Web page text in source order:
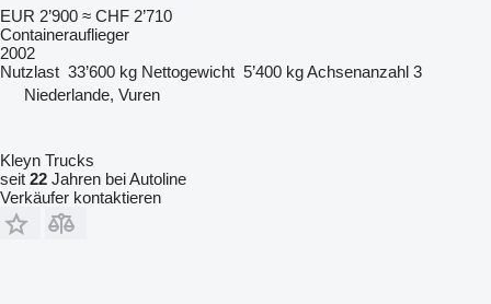
EUR 2’900 ≈ CHF 2’710
Containerauflieger
2002
Nutzlast 33’600 kg Nettogewicht 5’400 kgAchsenanzahl 3
Niederlande, Vuren
Kleyn Trucks
seit 22 Jahren bei Autoline
Verkäufer kontaktieren